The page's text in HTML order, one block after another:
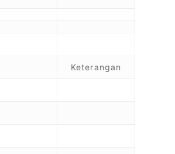
Keterangan